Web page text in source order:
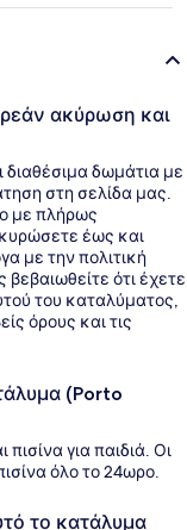
ακύρωση και
διαθέσιμα δωμάτια με
στη σελίδα μας.
με πλήρως
έως και
με την πολιτική
ότι έχετε
του καταλύματος,
όρους και τις
(Porto
για παιδιά. Οι
όλο το 24ωρο.
το κατάλυμα